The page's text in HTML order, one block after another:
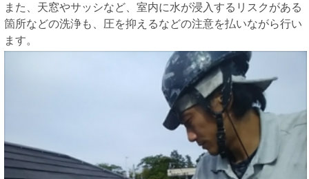
また、天窓やサッシなど、室内に水が浸入するリスクがある
箇所などの洗浄も、圧を抑えるなどの注意を払いながら行い
ます。